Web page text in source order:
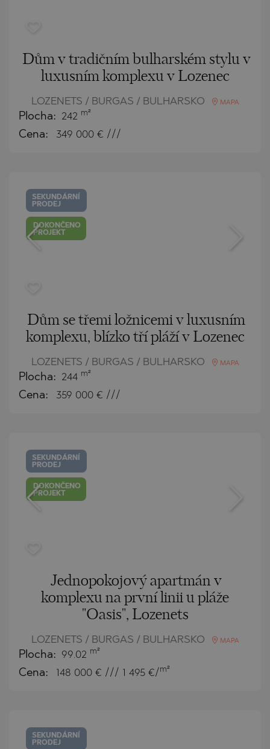
Dům v tradičním bulharském stylu v
luxusním komplexu v Lozenec
LOZENETS / BURGAS / BULHARSKO MAPA
Plocha: 242 m²
Cena: 349 000 € ///
SEKUNDÁRNÍ
PRODEJ
DOKONČENO
PROJEKT
Dům se třemi ložnicemi v luxusním
komplexu, blízko tří pláží v Lozenec
LOZENETS / BURGAS / BULHARSKO MAPA
Plocha: 244 m²
Cena: 359 000 € ///
SEKUNDÁRNÍ
PRODEJ
DOKONČENO
PROJEKT
Jednopokojový apartmán v
komplexu na první linii u pláže
"Oasis", Lozenets
LOZENETS / BURGAS / BULHARSKO MAPA
Plocha: 99.02 m²
Cena: 148 000 € /// 1 495 €/ m²
SEKUNDÁRNÍ
PRODEJ